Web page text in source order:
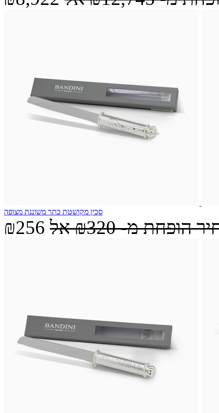
סכין מקושטת כתר משוננת מצופה
₪256 הופחת מ-₪320 אל